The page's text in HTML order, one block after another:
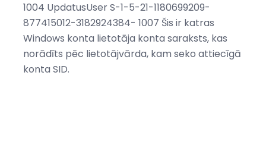
1004 UpdatusUser S-1-5-21-1180699209-
877415012-3182924384- 1007 Šis ir katras
Windows konta lietotāja konta saraksts, kas
norādīts pēc lietotājvārda, kam seko attiecīgā
konta SID.